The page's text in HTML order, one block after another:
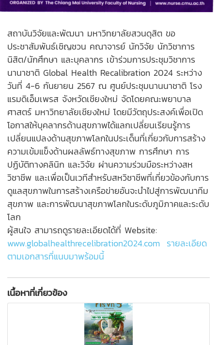
สถาบันวิจัยและพัฒนา มหาวิทยาลัยสวนดุสิต ขอ
ประชาสัมพันธ์เชิญชวน คณาจารย์ นักวิจัย นักวิชาการ
นิสิต/นักศึกษา และบุคลากร เข้าร่วมการประชุมวิชาการ
นานาชาติ Global Health Recalibration 2024 ระหว่าง
วันที่ 4-6 กันยายน 2567 ณ ศูนย์ประชุมนานนาชาติ โรง
แรมดิเอ็มเพรส จังหวัดเชียงใหม่ จัดโดยคณะพยาบาล
ศาสตร์ มหาวิทยาลัยเชียงใหม่ โดยมีวัตถุประสงค์เพื่อเปิด
โอกาสให้บุคลากรด้านสุขภาพได้แลกเปลี่ยนเรียนรู้การ
เปลี่ยนแปลงด้านสุขภาพโลกในประเด็นที่เกี่ยวกับการสร้าง
ความเข้มแข็งด้านผลลัพธ์ทางสุขภาพ การศึกษา การ
ปฏิบัติทางคลินิก และวิจัย ผ่านความร่วมมือระหว่างสห
วิชาชีพ และเพื่อเป็นเวทีสำหรับสหวิชาชีพที่เกี่ยวข้องกับการ
ดูแลสุขภาพในการสร้างเครือข่ายอันจะนำไปสู่การพัฒนาทีม
สุขภาพ และการพัฒนาสุขภาพโลกในระดับภูมิภาคและระดับ
โลก
ผู้สนใจ สามารถดูรายละเอียดได้ที่ Website:
www.globalhealthrecelibration2024.com รายละเอียด
ตามเอกสารที่แนบมาพร้อมนี้
เนื้อหาที่เกี่ยวข้อง